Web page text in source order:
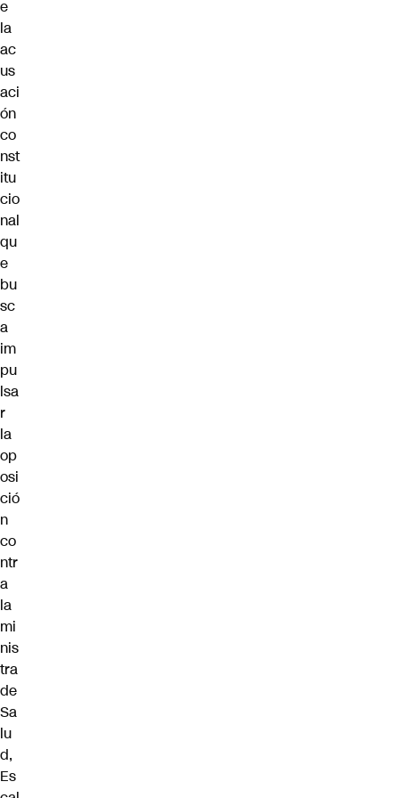
e
la
ac
us
aci
ón
co
nst
itu
cio
nal
qu
e
bu
sc
a
im
pu
lsa
r
la
op
osi
ció
n
co
ntr
a
la
mi
nis
tra
de
Sa
lu
d,
Es